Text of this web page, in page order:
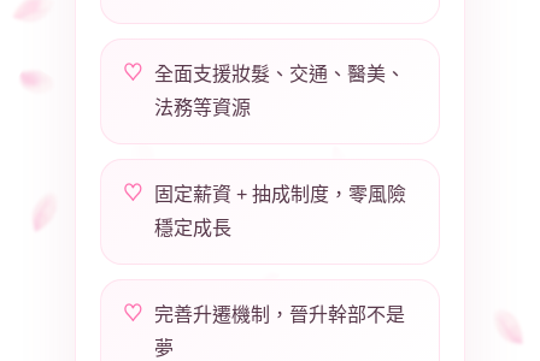
全面支援妝髮、交通、醫美、
法務等資源
固定薪資 + 抽成制度，零風險
穩定成長
完善升遷機制，晉升幹部不是
夢